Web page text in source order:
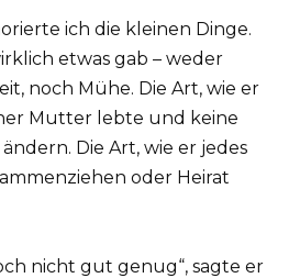
ich die kleinen Dinge.
etwas gab – weder
noch Mühe. Die Art, wie er
Mutter lebte und keine
Die Art, wie er jedes
oder Heirat
nicht gut genug“, sagte er